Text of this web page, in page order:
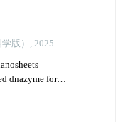
版）, 2025
dnazyme for